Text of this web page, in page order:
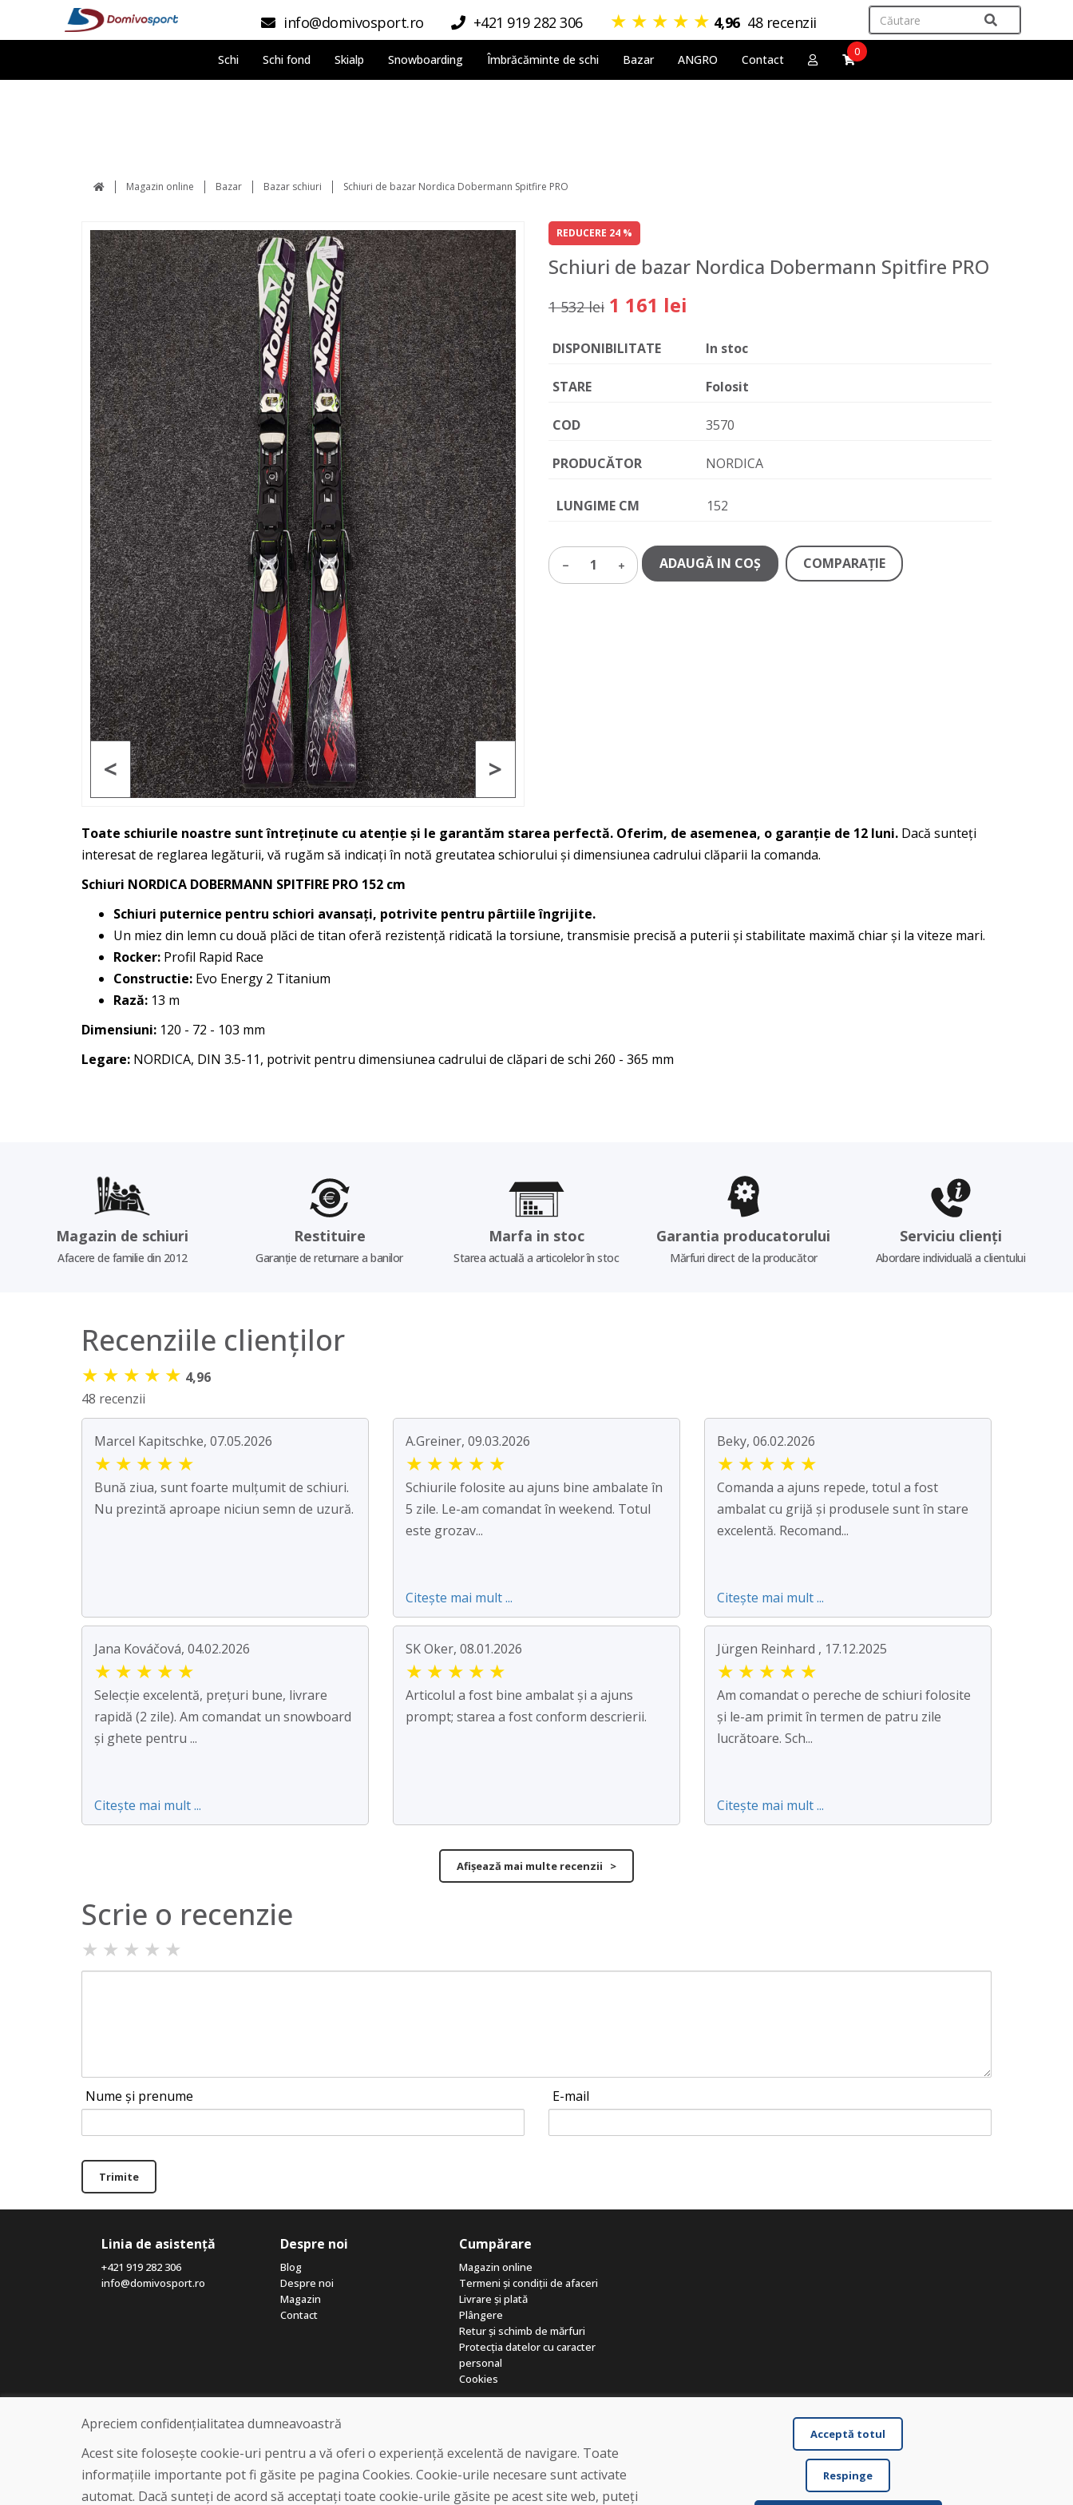
info@domivosport.ro +421 919 282 306 ★ ★ ★ ★ ★ 4,96 48 recenzii
Schi Schi fond Skialp Snowboarding Îmbrăcăminte de schi Bazar ANGRO Contact
0
Magazin online Bazar Bazar schiuri Schiuri de bazar Nordica Dobermann Spitfire PRO
>
<
REDUCERE 24 %
Schiuri de bazar Nordica Dobermann Spitfire PRO
1 532 lei 1 161 lei
DISPONIBILITATE In stoc
STARE Folosit
COD 3570
PRODUCĂTOR NORDICA
LUNGIME CM 152
1 ADAUGĂ IN COŞ COMPARAŢIE
Toate schiurile noastre sunt întreținute cu atenție și le garantăm starea perfectă. Oferim, de asemenea, o garanție de 12 luni. Dacă sunteți
interesat de reglarea legăturii, vă rugăm să indicați în notă greutatea schiorului și dimensiunea cadrului clăparii la comanda.
Schiuri NORDICA DOBERMANN SPITFIRE PRO 152 cm
Schiuri puternice pentru schiori avansați, potrivite pentru pârtiile îngrijite.
Un miez din lemn cu două plăci de titan oferă rezistență ridicată la torsiune, transmisie precisă a puterii și stabilitate maximă chiar și la viteze mari.
Rocker: Profil Rapid Race
Constructie: Evo Energy 2 Titanium
Rază: 13 m
Dimensiuni: 120 - 72 - 103 mm
Legare: NORDICA, DIN 3.5-11, potrivit pentru dimensiunea cadrului de clăpari de schi 260 - 365 mm
Magazin de schiuri
Afacere de familie din 2012
Restituire
Garanție de returnare a banilor
Marfa in stoc
Starea actuală a articolelor în stoc
Garantia producatorului
Mărfuri direct de la producător
Serviciu clienți
Abordare individuală a clientului
Recenziile clienților
★ ★ ★ ★ ★ 4,96
48 recenzii
Marcel Kapitschke, 07.05.2026
★ ★ ★ ★ ★
Bună ziua, sunt foarte mulțumit de schiuri.
Nu prezintă aproape niciun semn de uzură.
A.Greiner, 09.03.2026
★ ★ ★ ★ ★
Schiurile folosite au ajuns bine ambalate în
5 zile. Le-am comandat în weekend. Totul
este grozav...
Citește mai mult ...
Beky, 06.02.2026
★ ★ ★ ★ ★
Comanda a ajuns repede, totul a fost
ambalat cu grijă și produsele sunt în stare
excelentă. Recomand...
Citește mai mult ...
Jana Kováčová, 04.02.2026
★ ★ ★ ★ ★
Selecție excelentă, prețuri bune, livrare
rapidă (2 zile). Am comandat un snowboard
și ghete pentru ...
Citește mai mult ...
SK Oker, 08.01.2026
★ ★ ★ ★ ★
Articolul a fost bine ambalat și a ajuns
prompt; starea a fost conform descrierii.
Jürgen Reinhard , 17.12.2025
★ ★ ★ ★ ★
Am comandat o pereche de schiuri folosite
și le-am primit în termen de patru zile
lucrătoare. Sch...
Citește mai mult ...
Afișează mai multe recenzii >
Scrie o recenzie
★ ★ ★ ★ ★
Nume și prenume E-mail
Trimite
Linia de asistență
+421 919 282 306
info@domivosport.ro
Despre noi
Blog
Despre noi
Magazin
Contact
Cumpărare
Magazin online
Termeni și condiții de afaceri
Livrare și plată
Plângere
Retur și schimb de mărfuri
Protecția datelor cu caracter
personal
Cookies
Apreciem confidențialitatea dumneavoastră
Acest site folosește cookie-uri pentru a vă oferi o experiență excelentă de navigare. Toate
informațiile importante pot fi găsite pe pagina Cookies. Cookie-urile necesare sunt activate
automat. Dacă sunteți de acord să acceptați toate cookie-urile găsite pe acest site web, puteți
Acceptă totul
Respinge